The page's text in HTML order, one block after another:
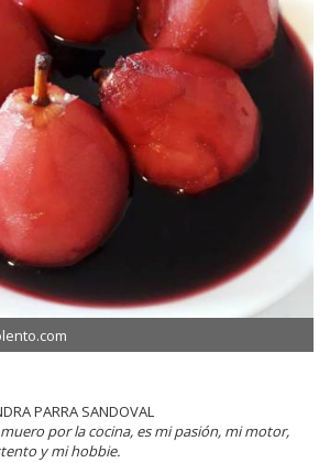
PARRA SANDOVAL
por la cocina, es mi pasión, mi motor,
y mi hobbie.